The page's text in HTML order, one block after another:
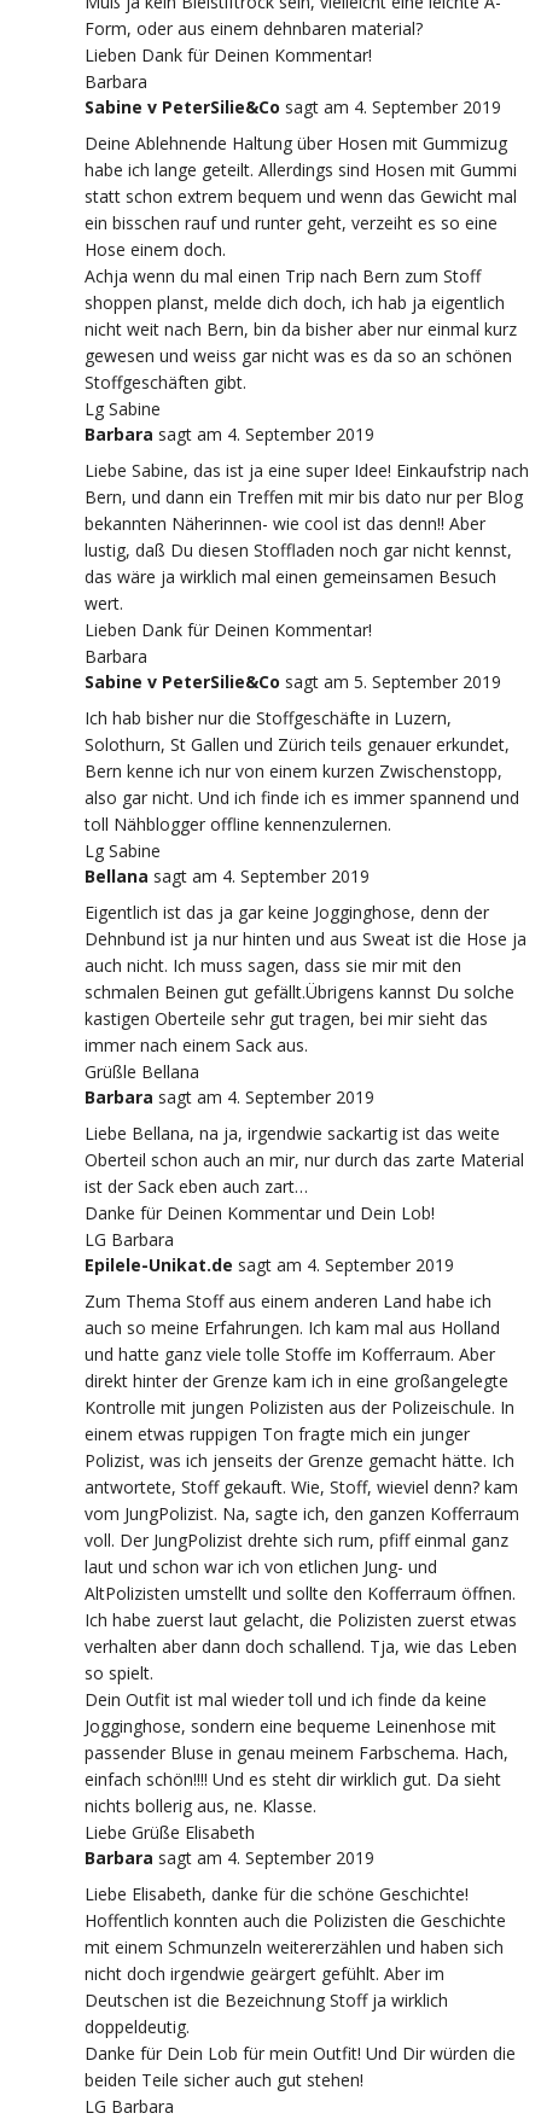
Form, oder aus einem dehnbaren material?
Lieben Dank für Deinen Kommentar!
Barbara
Sabine v PeterSilie&Co sagt am 4. September 2019
Deine Ablehnende Haltung über Hosen mit Gummizug
habe ich lange geteilt. Allerdings sind Hosen mit Gummi
statt schon extrem bequem und wenn das Gewicht mal
ein bisschen rauf und runter geht, verzeiht es so eine
Hose einem doch.
Achja wenn du mal einen Trip nach Bern zum Stoff
shoppen planst, melde dich doch, ich hab ja eigentlich
nicht weit nach Bern, bin da bisher aber nur einmal kurz
gewesen und weiss gar nicht was es da so an schönen
Stoffgeschäften gibt.
Lg Sabine
Barbara sagt am 4. September 2019
Liebe Sabine, das ist ja eine super Idee! Einkaufstrip nach
Bern, und dann ein Treffen mit mir bis dato nur per Blog
bekannten Näherinnen- wie cool ist das denn!! Aber
lustig, daß Du diesen Stoffladen noch gar nicht kennst,
das wäre ja wirklich mal einen gemeinsamen Besuch
wert.
Lieben Dank für Deinen Kommentar!
Barbara
Sabine v PeterSilie&Co sagt am 5. September 2019
Ich hab bisher nur die Stoffgeschäfte in Luzern,
Solothurn, St Gallen und Zürich teils genauer erkundet,
Bern kenne ich nur von einem kurzen Zwischenstopp,
also gar nicht. Und ich finde ich es immer spannend und
toll Nähblogger offline kennenzulernen.
Lg Sabine
Bellana sagt am 4. September 2019
Eigentlich ist das ja gar keine Jogginghose, denn der
Dehnbund ist ja nur hinten und aus Sweat ist die Hose ja
auch nicht. Ich muss sagen, dass sie mir mit den
schmalen Beinen gut gefällt.Übrigens kannst Du solche
kastigen Oberteile sehr gut tragen, bei mir sieht das
immer nach einem Sack aus.
Grüßle Bellana
Barbara sagt am 4. September 2019
Liebe Bellana, na ja, irgendwie sackartig ist das weite
Oberteil schon auch an mir, nur durch das zarte Material
ist der Sack eben auch zart…
Danke für Deinen Kommentar und Dein Lob!
LG Barbara
Epilele-Unikat.de sagt am 4. September 2019
Zum Thema Stoff aus einem anderen Land habe ich
auch so meine Erfahrungen. Ich kam mal aus Holland
und hatte ganz viele tolle Stoffe im Kofferraum. Aber
direkt hinter der Grenze kam ich in eine großangelegte
Kontrolle mit jungen Polizisten aus der Polizeischule. In
einem etwas ruppigen Ton fragte mich ein junger
Polizist, was ich jenseits der Grenze gemacht hätte. Ich
antwortete, Stoff gekauft. Wie, Stoff, wieviel denn? kam
vom JungPolizist. Na, sagte ich, den ganzen Kofferraum
voll. Der JungPolizist drehte sich rum, pfiff einmal ganz
laut und schon war ich von etlichen Jung- und
AltPolizisten umstellt und sollte den Kofferraum öffnen.
Ich habe zuerst laut gelacht, die Polizisten zuerst etwas
verhalten aber dann doch schallend. Tja, wie das Leben
so spielt.
Dein Outfit ist mal wieder toll und ich finde da keine
Jogginghose, sondern eine bequeme Leinenhose mit
passender Bluse in genau meinem Farbschema. Hach,
einfach schön!!!! Und es steht dir wirklich gut. Da sieht
nichts bollerig aus, ne. Klasse.
Liebe Grüße Elisabeth
Barbara sagt am 4. September 2019
Liebe Elisabeth, danke für die schöne Geschichte!
Hoffentlich konnten auch die Polizisten die Geschichte
mit einem Schmunzeln weitererzählen und haben sich
nicht doch irgendwie geärgert gefühlt. Aber im
Deutschen ist die Bezeichnung Stoff ja wirklich
doppeldeutig.
Danke für Dein Lob für mein Outfit! Und Dir würden die
beiden Teile sicher auch gut stehen!
LG Barbara